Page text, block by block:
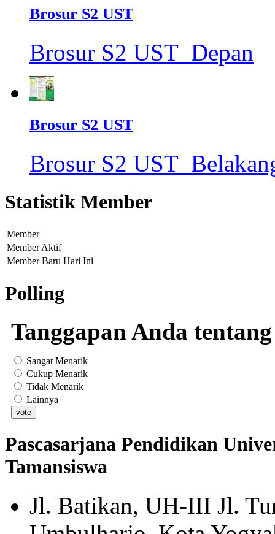
Brosur S2 UST
Brosur S2 UST_Depan
Brosur S2 UST
Brosur S2
Statistik Member
Member
Member Aktif
Member Baru Hari Ini
Polling
Tanggapan Anda
Sangat Menarik
Cukup Menarik
Tidak Menarik
Lainnya
Pascasarjana Pendidikan
Tamansiswa
Jl. Batikan, UH-III Jl.